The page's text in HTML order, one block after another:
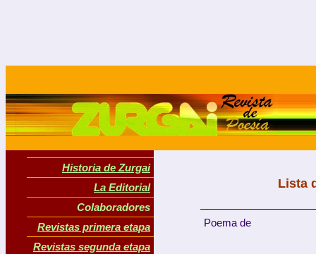
Historia de Zurgai
La Editorial
Colaboradores
Revistas primera etapa
Revistas segunda etapa
Lista
Poema de